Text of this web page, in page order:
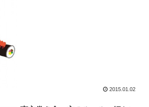
2015.01.02